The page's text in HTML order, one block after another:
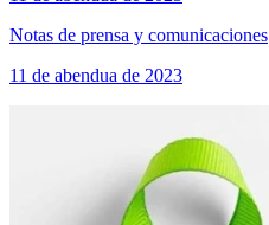
Notas de prensa y comunicaciones
11 de abendua de 2023